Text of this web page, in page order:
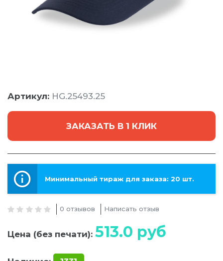
Артикул: HG.25493.25
ЗАКАЗАТЬ В 1 КЛИК
Минимальный тираж для заказа: 20 шт.
0 отзывов Написать отзыв
Цена (без печати): 513.0 руб